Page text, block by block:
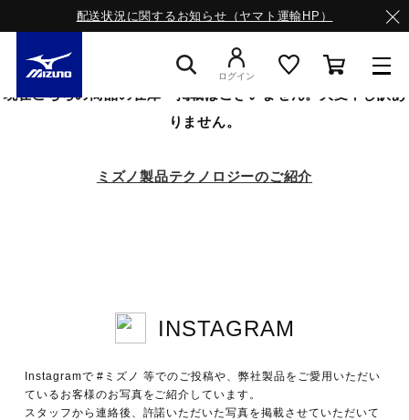
配送状況に関するお知らせ（ヤマト運輸HP）
サッカー／フットサル
トレーニング
ログイン
現在こちらの商品の在庫・掲載はございません。大変申し訳あ
りません。
ミズノ製品テクノロジーのご紹介
INSTAGRAM
Instagramで #ミズノ 等でのご投稿や、弊社製品をご愛用いただい
ているお客様のお写真をご紹介しています。
スタッフから連絡後、許諾いただいた写真を掲載させていただいて